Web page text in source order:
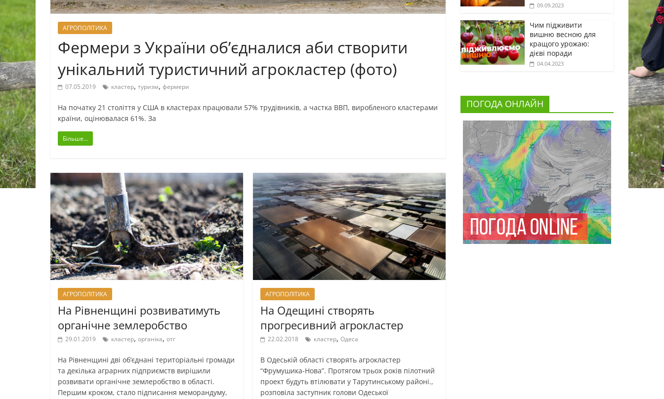
АГРОПОЛІТИКА
Фермери з України об’єдналися аби створити
унікальний туристичний агрокластер (фото)
07.05.2019 кластер, туризм, фермери
На початку 21 століття у США в кластерах працювали 57% трудівників, а частка ВВП, виробленого кластерами
країни, оцінювалася 61%. За
Більше...
АГРОПОЛІТИКА
На Рівненщині розвиватимуть
органічне землеробство
29.01.2019 кластер, органіка, отг
На Рівненщині дві об’єднані територіальні громади
та декілька аграрних підприємств вирішили
розвивати органічне землеробство в області.
Першим кроком, стало підписання меморандуму,
АГРОПОЛІТИКА
На Одещині створять
прогресивний агрокластер
22.02.2018 кластер,Одеса
В Одеській області створять агрокластер
“Фрумушика-Нова”. Протягом трьох років пілотний
проект будуть втілювати у Тарутинському районі.,
розповіла заступник голови Одеської
09.09.2023
Чим підживити
вишню весною для
кращого урожаю:
дієві поради
04.04.2023
ПОГОДА ОНЛАЙН